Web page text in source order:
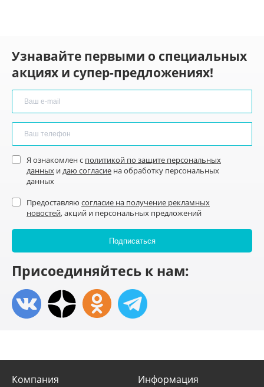
Узнавайте первыми о специальных
акциях и супер-предложениях!
Я ознакомлен с политикой по защите персональных
данных идаю согласие на обработку персональных
данных
Предоставляю согласие на получение рекламных
новостей, акций и персональных предложений
Присоединяйтесь к нам:
Компания Информация